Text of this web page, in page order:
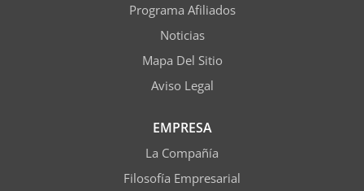
Programa Afiliados
Noticias
Mapa Del Sitio
Aviso Legal
EMPRESA
La Compañía
Filosofía Empresarial